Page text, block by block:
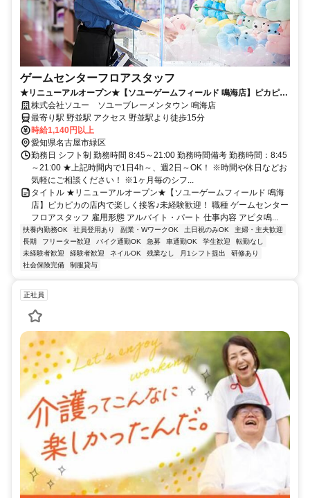
ゲームセンターフロアスタッフ
★リニューアルオープン★【ソユーゲームフィールド 鳴海店】ピカピカ
の店内で楽しく接客♪未経験歓迎！
株式会社ソユー ソユーブレーメンタウン 鳴海店
最寄り駅 野並駅 アクセス 野並駅より徒歩15分
時給1,140円以上
愛知県名古屋市緑区
勤務日 シフト制 勤務時間 8:45～21:00 勤務時間備考 勤務時間：8:45
～21:00 ★上記時間内で1日4h～、週2日～OK！ ※時間や休日などお
気軽にご相談ください！ ※1ヶ月毎のシフ...
タイトル ★リニューアルオープン★【ソユーゲームフィールド 鳴海
店】ピカピカの店内で楽しく接客♪未経験歓迎！ 職種 ゲームセンター
フロアスタッフ 雇用形態 アルバイト・パート 仕事内容 アピタ鳴...
扶養内勤務OK 社員登用あり 副業・WワークOK 土日祝のみOK
主婦・主夫歓迎
長期
フリーター歓迎 バイク通勤OK 急募 車通勤OK 学生歓迎
転勤なし
未経験者歓迎
経験者歓迎 ネイルOK 残業なし 月1シフト提出
研修あり
社会保険完備
制服貸与
正社員